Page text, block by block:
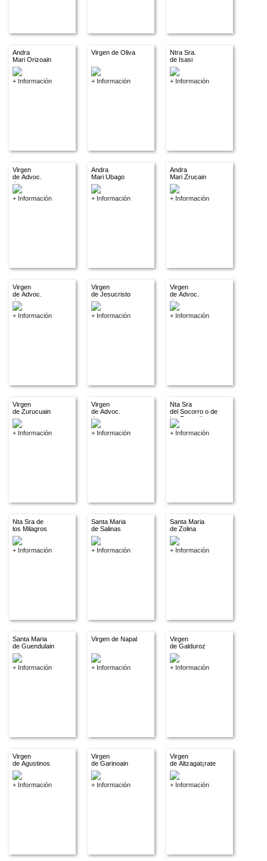
Andra
Mari Orizoain
+ Información
Virgen de Oliva
+ Información
Ntra Sra.
de Isasi
+ Información
Virgen
de Advoc.
descon.
+ Información
Andra
Mari Ubago
+ Información
Andra
Mari Zrucain
+ Información
Virgen
de Advoc.
descon.
+ Información
Virgen
de Jesucristo
+ Información
Virgen
de Advoc.
descon.
+ Información
Virgen
de Zurucuain
+ Información
Virgen
de Advoc.
descon.
+ Información
Nta Sra
del Socorro o de
los Remedios
+ Información
Nta Sra de
los Milagros
+ Información
Santa Maria
de Salinas
+ Información
Santa Maria
de Zolina
+ Información
Santa Maria
de Guendulain
+ Información
Virgen de Napal
+ Información
Virgen
de Galduroz
+ Información
Virgen
de Agustinos
+ Información
Virgen
de Garinoain
+ Información
Virgen
de Altzagat¡rate
+ Información